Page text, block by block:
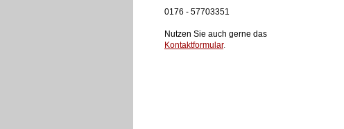
0176 - 57703351
Nutzen Sie auch gerne das
Kontaktformular.